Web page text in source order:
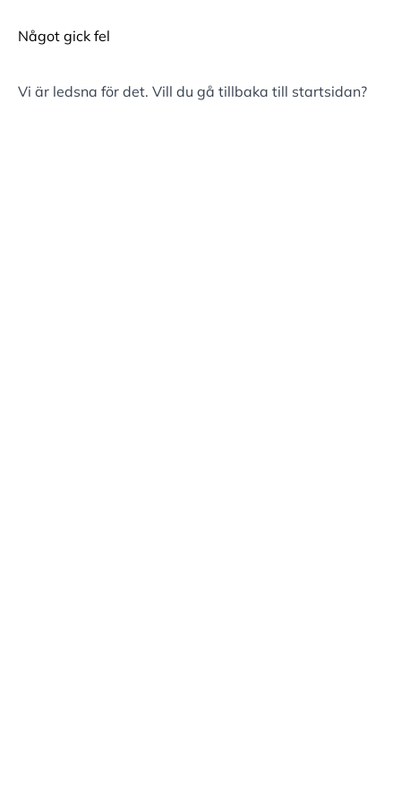
Något gick fel
Vi är ledsna för det. Vill du gå tillbaka till startsidan?